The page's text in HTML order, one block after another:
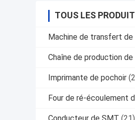
TOUS LES
Machine de transfert de
Chaîne de production
Imprimante de pochoir
Four de ré-écoulement